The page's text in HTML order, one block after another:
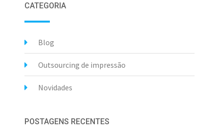
CATEGORIA
Blog
Outsourcing de impressão
Novidades
POSTAGENS RECENTES